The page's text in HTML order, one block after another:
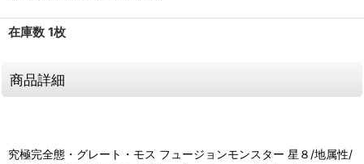
在庫数 1枚
商品詳細
究極完全態・グレート・モス フュージョンモンスター 星８/地属性/